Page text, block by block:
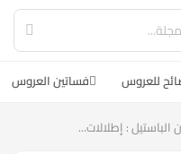
للعروس فساتين العروس
الباستيل : إطلالات...